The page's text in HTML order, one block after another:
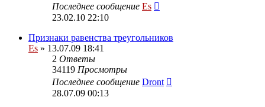
Последнее сообщение Es
23.02.10 22:10
Признаки равенства треугольников
Es » 13.07.09 18:41
2 Ответы
34119 Просмотры
Последнее сообщение Dront
28.07.09 00:13